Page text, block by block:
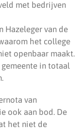
met bedrijven
Hazeleger van de
het college
openbaar maakt.
in totaal
van
ook aan bod. De
het niet de